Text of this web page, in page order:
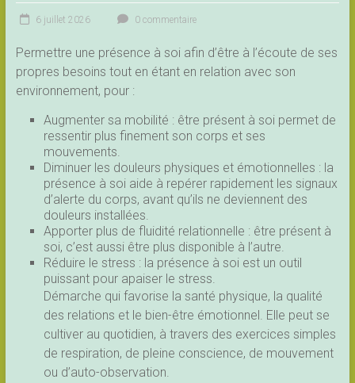
6 juillet 2026 0 commentaire
Permettre une présence à soi afin d’être à l’écoute de ses
propres besoins tout en étant en relation avec son
environnement, pour :
Augmenter sa mobilité : être présent à soi permet de
ressentir plus finement son corps et ses
mouvements.
Diminuer les douleurs physiques et émotionnelles : la
présence à soi aide à repérer rapidement les signaux
d’alerte du corps, avant qu’ils ne deviennent des
douleurs installées.
Apporter plus de fluidité relationnelle : être présent à
soi, c’est aussi être plus disponible à l’autre.
Réduire le stress : la présence à soi est un outil
puissant pour apaiser le stress.
Démarche qui favorise la santé physique, la qualité
des relations et le bien-être émotionnel. Elle peut se
cultiver au quotidien, à travers des exercices simples
de respiration, de pleine conscience, de mouvement
ou d’auto-observation.